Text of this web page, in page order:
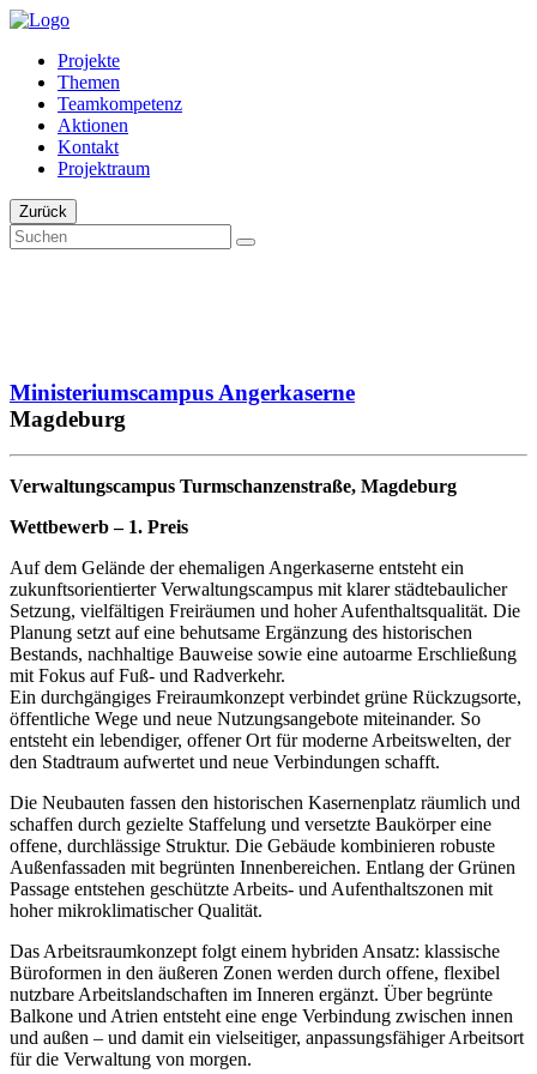
Projekte
Themen
Teamkompetenz
Aktionen
Kontakt
Projektraum
Zurück
Ministeriumscampus Angerkaserne
Magdeburg
Verwaltungscampus Turmschanzenstraße, Magdeburg
Wettbewerb – 1. Preis
Auf dem Gelände der ehemaligen Angerkaserne entsteht ein
zukunftsorientierter Verwaltungscampus mit klarer städtebaulicher
Setzung, vielfältigen Freiräumen und hoher Aufenthaltsqualität. Die
Planung setzt auf eine behutsame Ergänzung des historischen
Bestands, nachhaltige Bauweise sowie eine autoarme Erschließung
mit Fokus auf Fuß- und Radverkehr.
Ein durchgängiges Freiraumkonzept verbindet grüne Rückzugsorte,
öffentliche Wege und neue Nutzungsangebote miteinander. So
entsteht ein lebendiger, offener Ort für moderne Arbeitswelten, der
den Stadtraum aufwertet und neue Verbindungen schafft.
Die Neubauten fassen den historischen Kasernenplatz räumlich und
schaffen durch gezielte Staffelung und versetzte Baukörper eine
offene, durchlässige Struktur. Die Gebäude kombinieren robuste
Außenfassaden mit begrünten Innenbereichen. Entlang der Grünen
Passage entstehen geschützte Arbeits- und Aufenthaltszonen mit
hoher mikroklimatischer Qualität.
Das Arbeitsraumkonzept folgt einem hybriden Ansatz: klassische
Büroformen in den äußeren Zonen werden durch offene, flexibel
nutzbare Arbeitslandschaften im Inneren ergänzt. Über begrünte
Balkone und Atrien entsteht eine enge Verbindung zwischen innen
und außen – und damit ein vielseitiger, anpassungsfähiger Arbeitsort
für die Verwaltung von morgen.